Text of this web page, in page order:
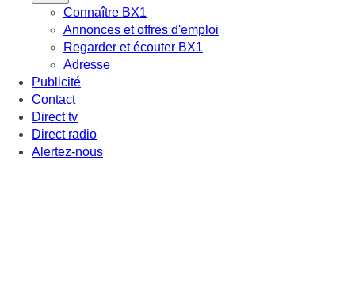
Connaître BX1
Annonces et offres d'emploi
Regarder et écouter BX1
Adresse
Publicité
Contact
Direct tv
Direct radio
Alertez-nous